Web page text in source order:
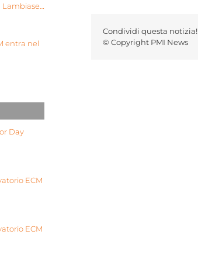
Condividi questa notizia!
© Copyright PMI News
entra nel
Day
ECM
ECM